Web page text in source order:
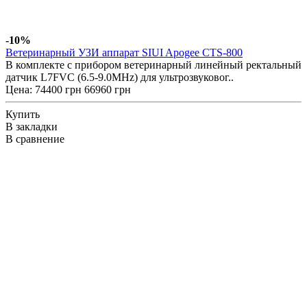
-10%
Ветеринарный УЗИ аппарат SIUI Apogee CTS-800
В комплекте с прибором ветеринарный линейный ректальный
датчик L7FVC (6.5-9.0MHz) для ультрозвуковог..
Цена: 74400 грн 66960 грн
Купить
В закладки
В сравнение